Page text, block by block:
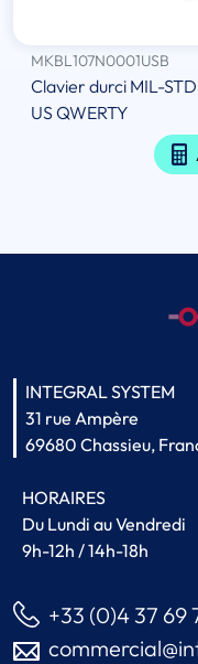
MKBL107N0001USB
Clavier durci MIL-
US QWERTY
INTEGRAL SYSTEM
31 rue Ampère
69680 Chassieu,
HORAIRES
Du Lundi au Vendredi
9h-12h / 14h-18h
+33 (0)4 37 69